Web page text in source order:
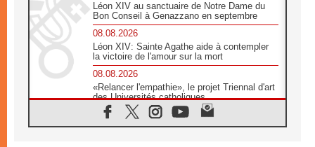
Léon XIV au sanctuaire de Notre Dame du
Bon Conseil à Genazzano en septembre
08.08.2026
Léon XIV: Sainte Agathe aide à contempler
la victoire de l'amour sur la mort
08.08.2026
«Relancer l'empathie», le projet Triennal d'art
des Universités catholiques
08.08.2026
Signis 2026, donner la parole aux religieuses